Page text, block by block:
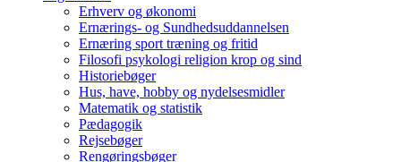
Erhverv og økonomi
Ernærings- og Sundhedsuddannelsen
Ernæring sport træning og fritid
Filosofi psykologi religion krop og sind
Historiebøger
Hus, have, hobby og nydelsesmidler
Matematik og statistik
Pædagogik
Rejsebøger
Rengøringsbøger